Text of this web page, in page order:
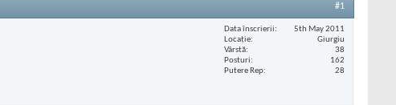
#1
Data înscrierii
5th May 2011
Locaţie
Giurgiu
Vârstă
38
Posturi
162
Putere Rep
28